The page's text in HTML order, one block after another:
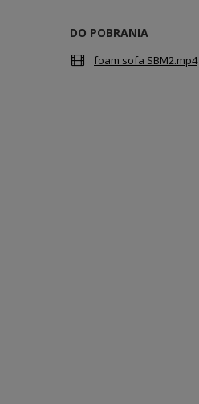
DO POBRANIA
foam sofa SBM2.mp4